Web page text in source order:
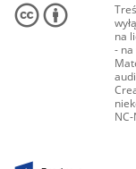
na
- na